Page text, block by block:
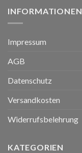
INFORMATIONEN
Impressum
AGB
Datenschutz
Versandkosten
Widerrufsbelehrung
KATEGORIEN